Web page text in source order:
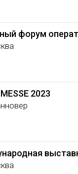
форум
2023